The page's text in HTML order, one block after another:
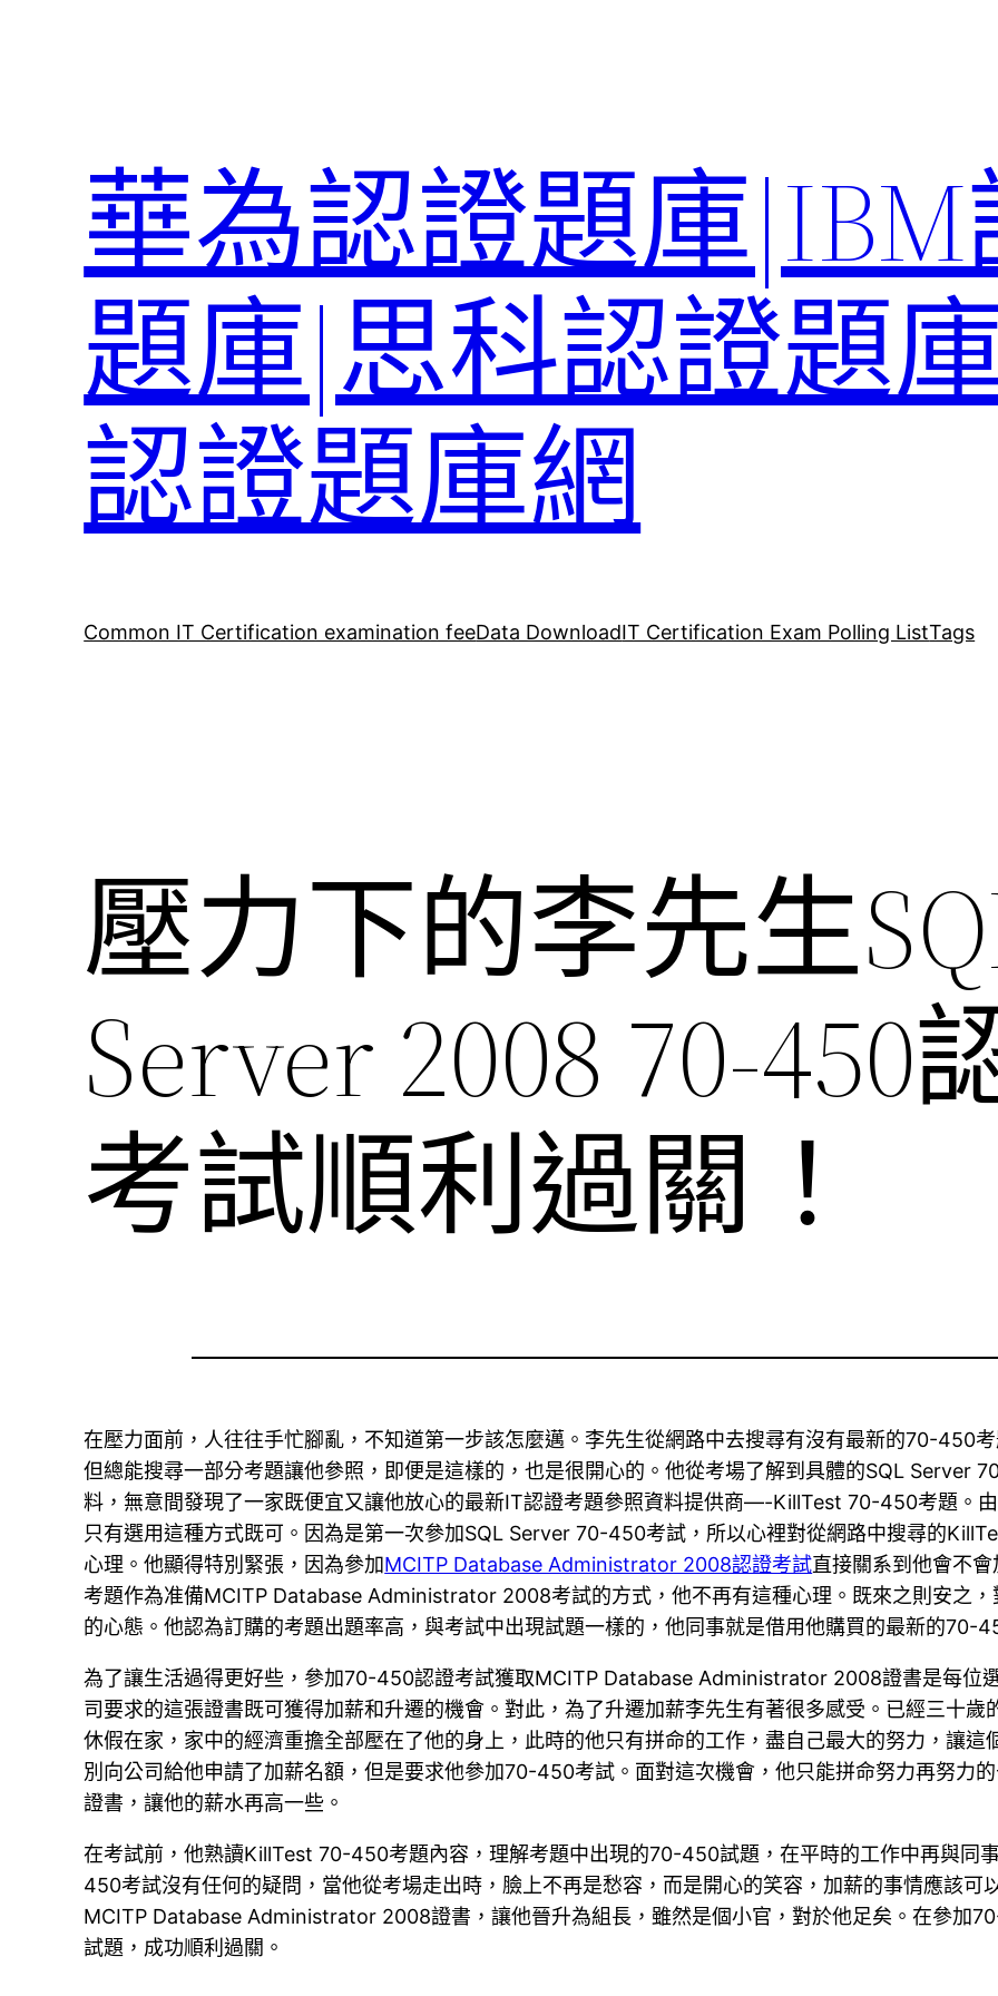
華為認證題庫
題庫|思科認證題
認證題庫網
Common IT Certification examination feeData DownloadIT Certification Exam Polling ListTags
壓力下的李先生
Server 2008 70-450
考試順利過關！
在壓力面前，人往往手忙腳亂，不知道第一步該怎麼邁。李先生從網路中去搜尋有沒有最新的70-450
但總能搜尋一部分考題讓他參照，即便是這樣的，也是很開心的。他從考場了解到具體的SQL Server
料，無意間發現了一家既便宜又讓他放心的最新IT認證考題參照資料提供商—-KillTest 70-450考題。
只有選用這種方式既可。因為是第一次參加SQL Server 70-450考試，所以心裡對從網路中搜尋的
心理。他顯得特別緊張，因為參加MCITP Database Administrator 2008認證考試直接關系到他會不
考題作為准備MCITP Database Administrator 2008考試的方式，他不再有這種心理。既來之則安之
的心態。他認為訂購的考題出題率高，與考試中出現試題一樣的，他同事就是借用他購買的最新的70-
為了讓生活過得更好些，參加70-450認證考試獲取MCITP Database Administrator 2008證書是每位
司要求的這張證書既可獲得加薪和升遷的機會。對此，為了升遷加薪李先生有著很多感受。已經三十
休假在家，家中的經濟重擔全部壓在了他的身上，此時的他只有拼命的工作，盡自己最大的努力，讓
別向公司給他申請了加薪名額，但是要求他參加70-450考試。面對這次機會，他只能拼命努力再努
證書，讓他的薪水再高一些。
在考試前，他熟讀KillTest 70-450考題內容，理解考題中出現的70-450試題，在平時的工作中再與同
450考試沒有任何的疑問，當他從考場走出時，臉上不再是愁容，而是開心的笑容，加薪的事情應該可
MCITP Database Administrator 2008證書，讓他晉升為組長，雖然是個小官，對於他足矣。在參加
試題，成功順利過關。